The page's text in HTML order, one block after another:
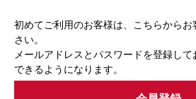
初めてご利用のお客様は、こちらから
さい。
メールアドレスとパスワードを登録し
できるようになります。